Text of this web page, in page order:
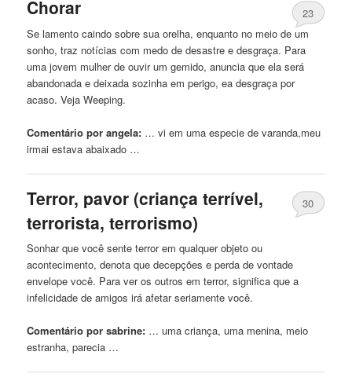
Chorar
23
Se lamentocaindo sobre sua orelha, enquanto no meiode um
sonho, traz notícias com medode desastre e desgraça. Para
uma jovem mulherde ouvirum gemido, anuncia que ela será
abandonada e deixada sozinha em perigo, ea desgraça por
acaso. Veja Weeping.
Comentário por angela: … vi em uma especiede varanda,meu
irmai estava abaixado …
Terror, pavor (criança terrível,
terrorista, terrorismo)
30
Sonhar que você sente terror em qualquer objeto ou
acontecimento, denota que decepções e perdade vontade
envelope você. Para ver os outros em terror, significa que a
infelicidadede amigos irá afetar seriamente você.
Comentário por sabrine: … uma criança, uma menina, meio
estranha, parecia …